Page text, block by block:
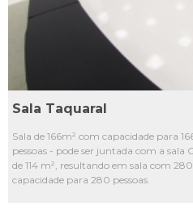
Sala Taquaral
Sala de 166m² com capacidade para
pessoas - pode ser juntada com a sala
de 114 m², resultando em sala com
capacidade para 280 pessoas.